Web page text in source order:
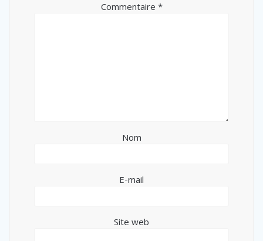
Commentaire *
Nom
E-mail
Site web